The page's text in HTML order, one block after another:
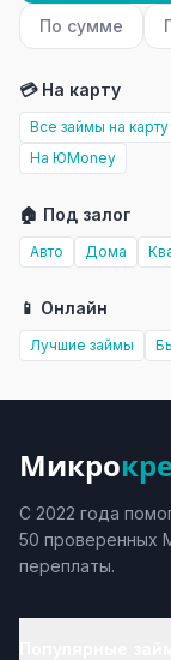
По сумме
💳 На карту
Все займы на карту
На ЮMoney
🏠 Под залог
Авто Дома
📱 Онлайн
Лучшие займы
Микро
С 2022 года
50 проверенных
переплаты.